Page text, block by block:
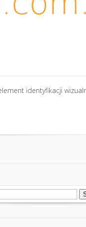
identyfikacji